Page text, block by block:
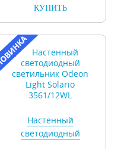
КУПИТЬ
Настенный
светодиодный